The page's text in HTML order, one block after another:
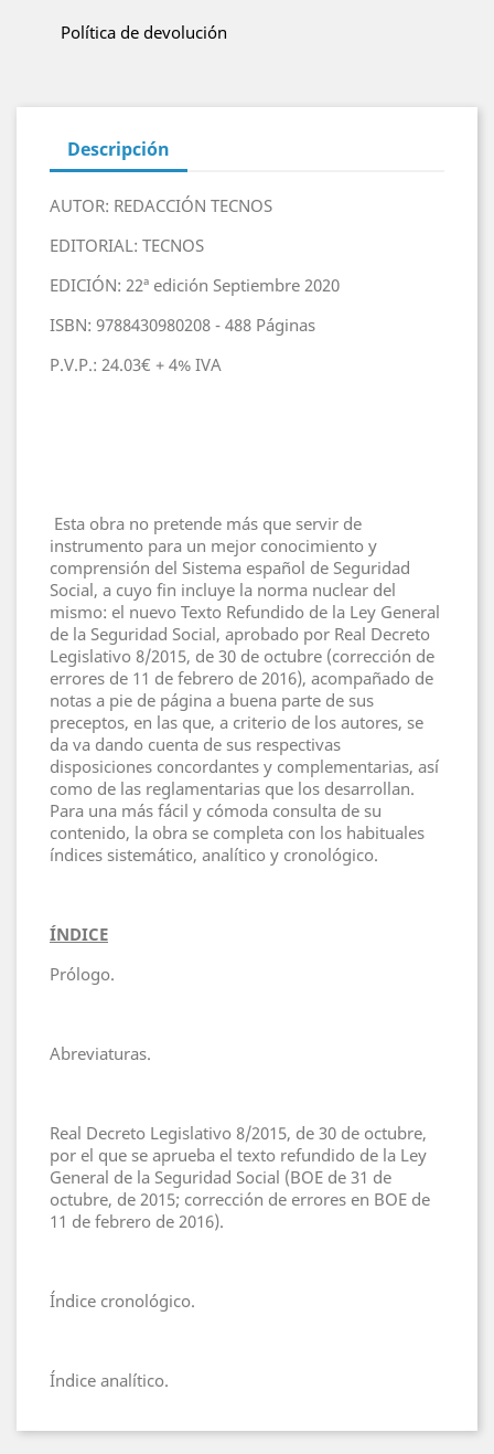
Política de devolución
Descripción
AUTOR: REDACCIÓN TECNOS
EDITORIAL: TECNOS
EDICIÓN: 22ª edición Septiembre 2020
ISBN: 9788430980208 - 488 Páginas
P.V.P.: 24.03€ + 4% IVA
Esta obra no pretende más que servir de
instrumento para un mejor conocimiento y
comprensión del Sistema español de Seguridad
Social, a cuyo fin incluye la norma nuclear del
mismo: el nuevo Texto Refundido de la Ley General
de la Seguridad Social, aprobado por Real Decreto
Legislativo 8/2015, de 30 de octubre (corrección de
errores de 11 de febrero de 2016), acompañado de
notas a pie de página a buena parte de sus
preceptos, en las que, a criterio de los autores, se
da va dando cuenta de sus respectivas
disposiciones concordantes y complementarias, así
como de las reglamentarias que los desarrollan.
Para una más fácil y cómoda consulta de su
contenido, la obra se completa con los habituales
índices sistemático, analítico y cronológico.
ÍNDICE
Prólogo.
Abreviaturas.
Real Decreto Legislativo 8/2015, de 30 de octubre,
por el que se aprueba el texto refundido de la Ley
General de la Seguridad Social (BOE de 31 de
octubre, de 2015; corrección de errores en BOE de
11 de febrero de 2016).
Índice cronológico.
Índice analítico.